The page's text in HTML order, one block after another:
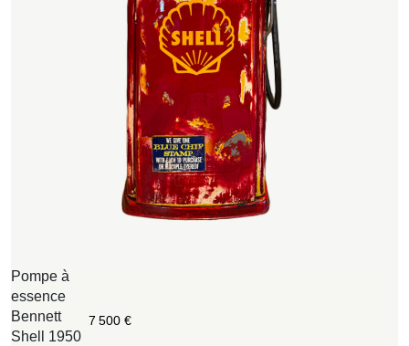
Pompe à
essence
Bennett
Shell 1950
7 500€